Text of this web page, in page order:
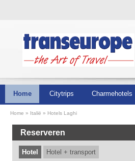
Home Citytrips Charmehotels
Home Italië Hotels Laghi
Reserveren
Hotel Hotel + transport